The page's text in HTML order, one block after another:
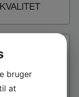
bruger
at